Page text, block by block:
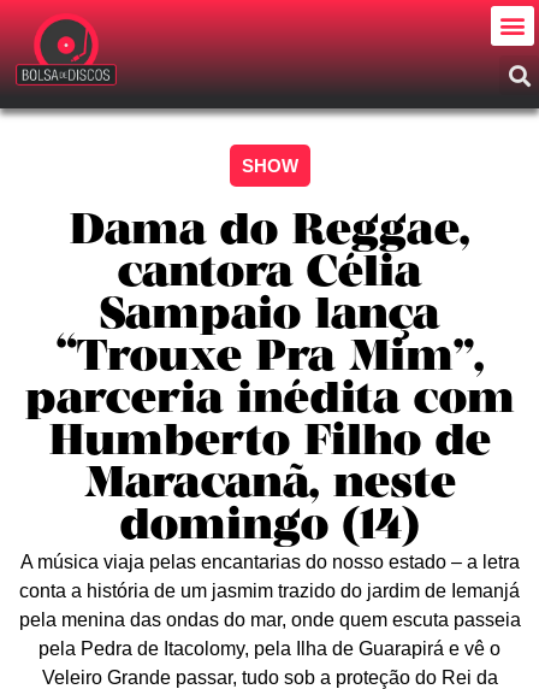
SHOW
Dama do Reggae,
cantora Célia
Sampaio lança
“Trouxe Pra Mim”,
parceria inédita com
Humberto Filho de
Maracanã, neste
domingo (14)
A música viaja pelas encantarias do nosso estado – a letra
conta a história de um jasmim trazido do jardim de Iemanjá
pela menina das ondas do mar, onde quem escuta passeia
pela Pedra de Itacolomy, pela Ilha de Guarapirá e vê o
Veleiro Grande passar, tudo sob a proteção do Rei da